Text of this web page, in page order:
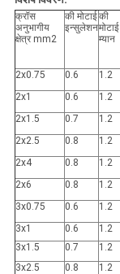
क्रॉस
अनुभागीय
क्षेत्र mm2
की मोटाई
इन्सुलेशन
की
मोटाई
म्यान
2x0.75
0.6 1.2
2x1
0.6 1.2
2x1.5
0.7 1.2
2x2.5
0.8 1.2
2x4
0.8 1.2
2x6
0.8 1.2
3x0.75
0.6 1.2
3x1
0.6 1.2
3x1.5
0.7 1.2
3x2.5
0.8 1.2